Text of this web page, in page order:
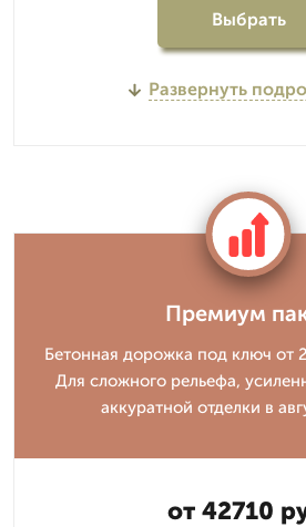
Выбрать
Развернуть
Премиум
Бетонная дорожка под ключ от
Для сложного рельефа,
аккуратной отделки в
от 42710